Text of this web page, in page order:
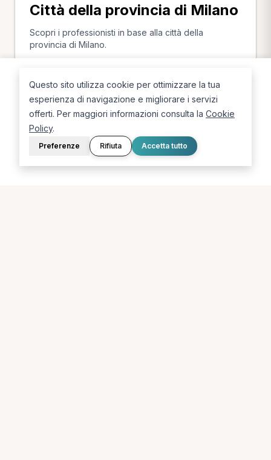
Città della provincia di Milano
Scopri i professionisti in base alla città della
provincia di Milano.
Cernusco sul Naviglio
Segrate
Rho
Sesto San Giovanni
Noviglio
Inveruno
Pioltello
Carugate
Cassano D'Adda
Arese
Robecco sul Naviglio
Questo sito utilizza cookie per ottimizzare la tua
esperienza di navigazione e migliorare i servizi
offerti. Per maggiori informazioni consulta la Cookie
Policy.
Preferenze Rifiuta Accetta tutto